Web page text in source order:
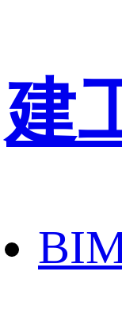
建